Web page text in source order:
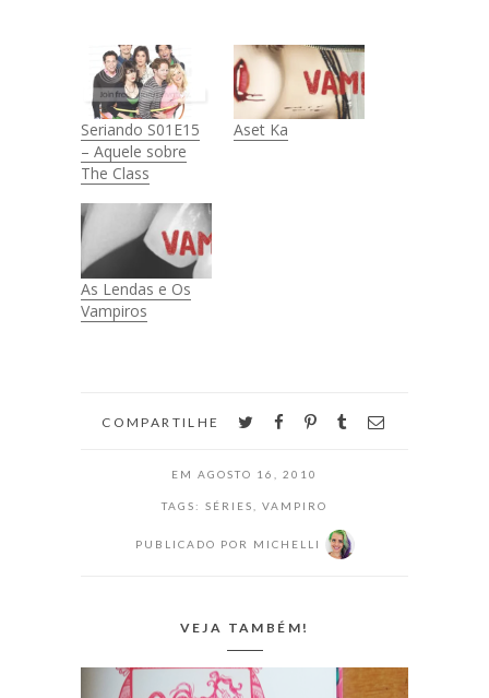
Seriando S01E15
– Aquele sobre
The Class
Aset Ka
As Lendas e Os
Vampiros
COMPARTILHE twitterfacebookpinterest
tumblr
EM AGOSTO 16, 2010
TAGS: SÉRIES VAMPIRO
PUBLICADO POR MICHELLI
VEJA TAMBÉM!